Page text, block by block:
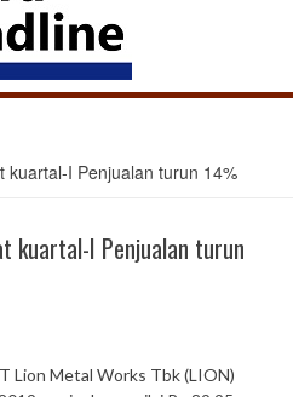
kuartal-I Penjualan turun 14%
kuartal-I Penjualan turun
Lion Metal Works Tbk (LION)